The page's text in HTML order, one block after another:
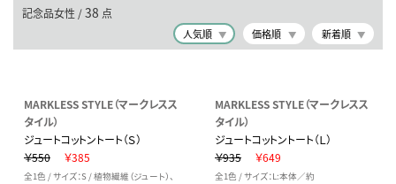
記念品女性 /38 点
人気順 価格順 新着順
MARKLESS STYLE（マークレスス
タイル）
ジュートコットントート（Ｓ）
￥550
￥385
全1色 / サイズ：S / 植物繊維（ジュート）、
MARKLESS STYLE（マークレスス
タイル）
ジュートコットントート（Ｌ）
￥935
￥649
全1色 / サイズ：L:本体／約